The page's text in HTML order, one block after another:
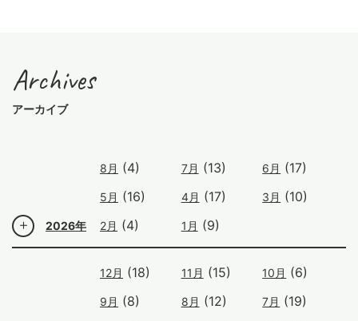
Archives
アーカイブ
2026年
8月 (4) 7月 (13) 6月 (17)
5月 (16) 4月 (17) 3月 (10)
2月 (4) 1月 (9)
12月 (18) 11月 (15) 10月 (6)
9月 (8) 8月 (12) 7月 (19)